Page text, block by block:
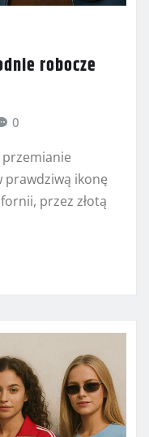
robocze
0
ikonę
przez złotą